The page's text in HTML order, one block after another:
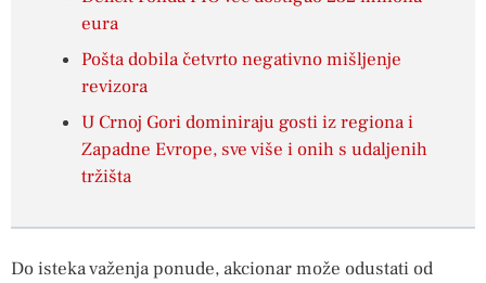
eura
Pošta dobila četvrto negativno mišljenje
revizora
U Crnoj Gori dominiraju gosti iz regiona i
Zapadne Evrope, sve više i onih s udaljenih
tržišta
Do isteka važenja ponude, akcionar može odustati od